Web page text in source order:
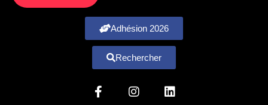
Adhésion 2026
Rechercher